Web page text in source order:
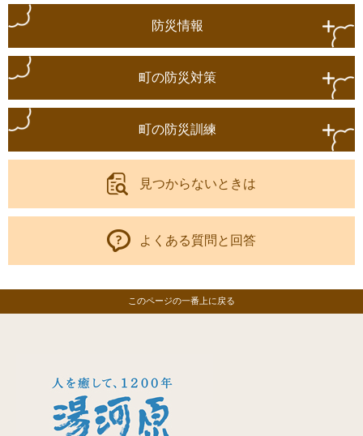
防災情報
町の防災対策
町の防災訓練
見つからないときは
よくある質問と回答
このページの一番上に戻る